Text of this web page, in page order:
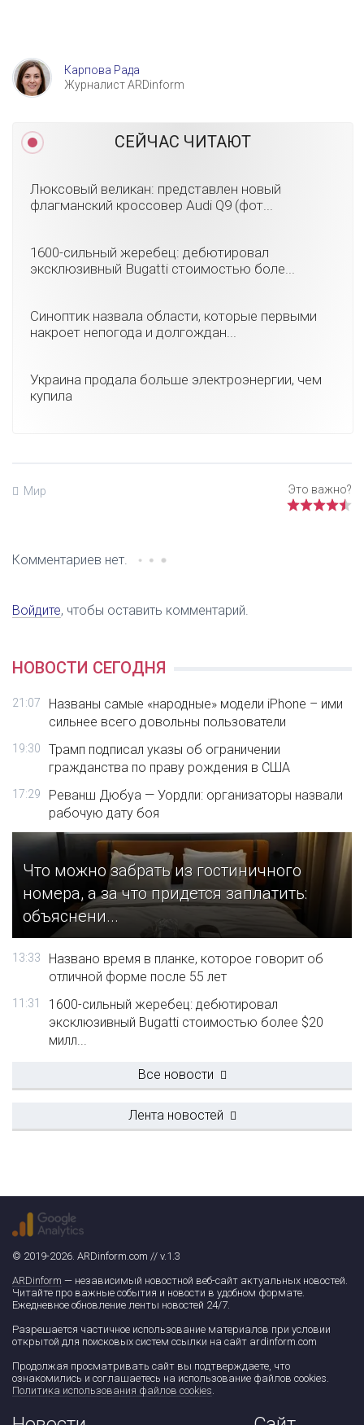
Карпова Рада
Журналист ARDinform
СЕЙЧАС ЧИТАЮТ
Люксовый великан: представлен новый
флагманский кроссовер Audi Q9 (фот...
1600-сильный жеребец: дебютировал
эксклюзивный Bugatti стоимостью боле...
Синоптик назвала области, которые первыми
накроет непогода и долгождан...
Украина продала больше электроэнергии, чем
купила
Мир
Комментариев нет.
Войдите, чтобы оставить комментарий.
НОВОСТИ СЕГОДНЯ
21:07
Названы самые «народные» модели iPhone – ими
сильнее всего довольны пользователи
19:30
Трамп подписал указы об ограничении
гражданства по праву рождения в США
17:29
Реванш Дюбуа — Уордли: организаторы назвали
рабочую дату боя
Что можно забрать из гостиничного
номера, а за что придется заплатить:
объяснени...
13:33
Названо время в планке, которое говорит об
отличной форме после 55 лет
11:31
1600-сильный жеребец: дебютировал
эксклюзивный Bugatti стоимостью более $20
милл...
Все новости
Лента новостей
© 2019-2026. ARDinform.com // v.1.3
ARDinform — независимый новостной веб-сайт актуальных новостей.
Читайте про важные события и новости в удобном формате.
Ежедневное обновление ленты новостей 24/7.
Разрешается частичное использование материалов при условии
открытой для поисковых систем ссылки на сайт ardinform.com
Продолжая просматривать сайт вы подтверждаете, что
ознакомились и соглашаетесь на использование файлов cookies.
Политика использования файлов cookies.